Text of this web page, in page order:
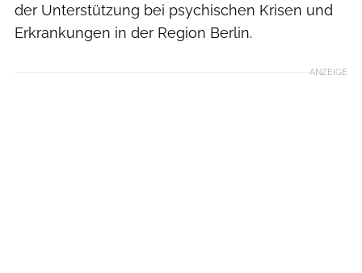
der Unterstützung bei psychischen Krisen und
Erkrankungen in der Region Berlin.
ANZEIGE